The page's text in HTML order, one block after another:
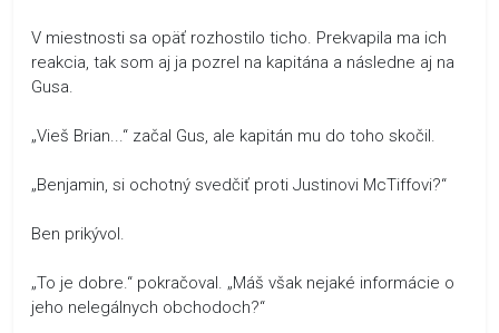
V miestnosti sa opäť rozhostilo ticho. Prekvapila ma ich
reakcia, tak som aj ja pozrel na kapitána a následne aj na
Gusa.
„Vieš Brian...“ začal Gus, ale kapitán mu do toho skočil.
„Benjamin, si ochotný svedčiť proti Justinovi McTiffovi?“
Ben prikývol.
„To je dobre.“ pokračoval. „Máš však nejaké informácie o
jeho nelegálnych obchodoch?“